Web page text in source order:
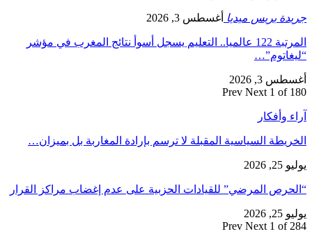
جريدة بريس ميديا أغسطس 3, 2026
المرتبة 122 عالميا.. التعليم يسجل أسوأ نتائج المغرب في مؤشر
“ليغاتوم”…
أغسطس 3, 2026
Prev Next 1 of 180
آراء وأفكار
الخريطة السياسية المقبلة لا ترسم بإرادة المغاربة بل بميزان…
يوليو 25, 2026
“الحرص المرضي” للقيادات الحزبية على عدم إغضاب مراكز القرار
يوليو 25, 2026
Prev Next 1 of 284